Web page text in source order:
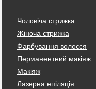
Чоловіча стрижка
Жіноча стрижка
Фарбування волосся
Перманентний макіяж
Макіяж
Лазерна епіляція